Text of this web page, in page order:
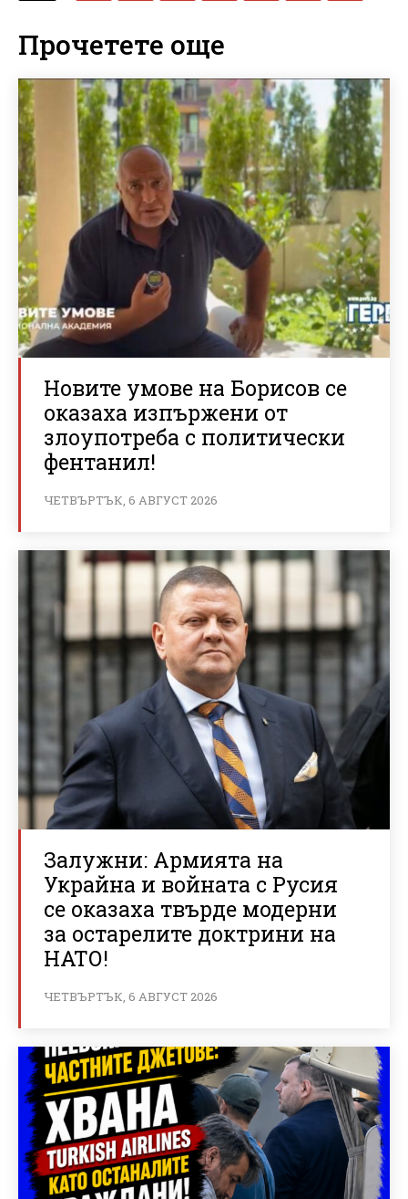
Прочетете още
Новите умове на Борисов се
оказаха изпържени от
злоупотреба с политически
фентанил!
ЧЕТВЪРТЪК, 6 АВГУСТ 2026
Залужни: Армията на
Украйна и войната с Русия
се оказаха твърде модерни
за остарелите доктрини на
НАТО!
ЧЕТВЪРТЪК, 6 АВГУСТ 2026